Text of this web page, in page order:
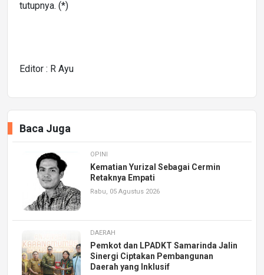
tutupnya. (*)
Editor : R Ayu
Baca Juga
OPINI
Kematian Yurizal Sebagai Cermin
Retaknya Empati
Rabu, 05 Agustus 2026
DAERAH
Pemkot dan LPADKT Samarinda Jalin
Sinergi Ciptakan Pembangunan
Daerah yang Inklusif